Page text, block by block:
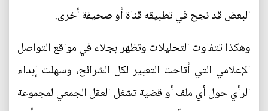
البعض قد نجح في تطبيقه قناة أو صحيفة أخرى.
وهكذا تتفاوت التحليلات وتظهر بجلاء في مواقع التواصل
الإعلامي التي أتاحت التعبير لكل الشرائح، وسهلت إبداء
الرأي حول أي ملف أو قضية تشغل العقل الجمعي لمجموعة